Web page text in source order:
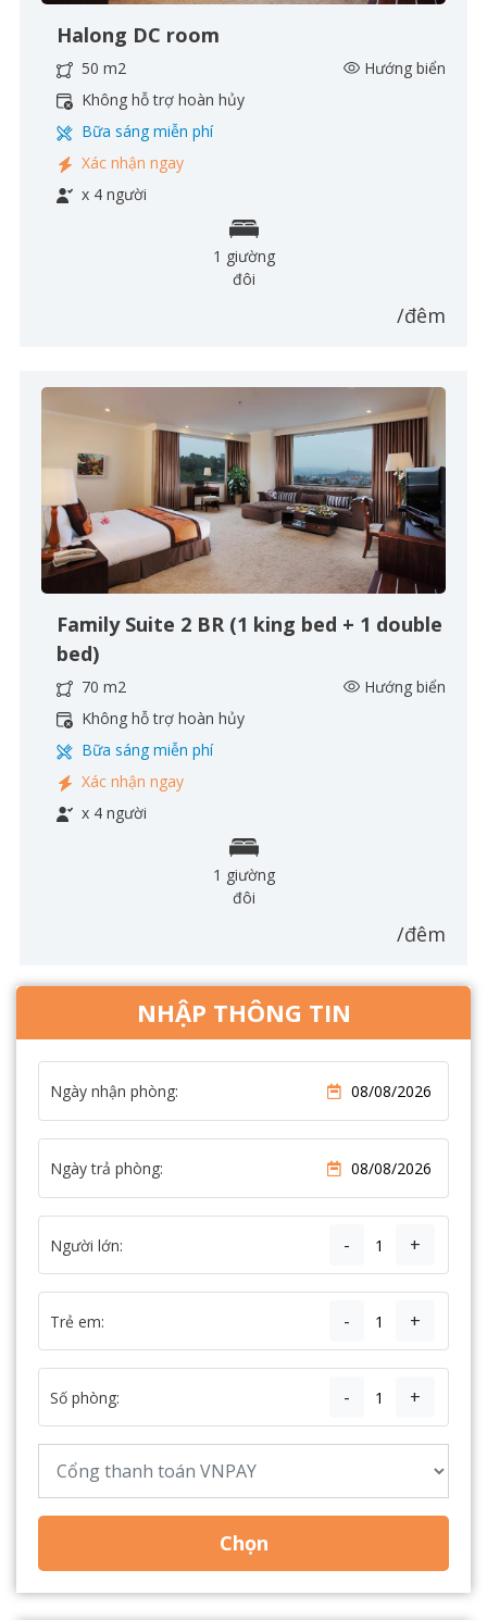
Halong DC room
50 m2
Hướng biển
Không hỗ trợ hoàn hủy
Bữa sáng miễn phí
Xác nhận ngay
x 4 người
1 giường
đôi
/đêm
Family Suite 2 BR (1 king bed + 1 double
bed)
70 m2
Hướng biển
Không hỗ trợ hoàn hủy
Bữa sáng miễn phí
Xác nhận ngay
x 4 người
1 giường
đôi
/đêm
NHẬP THÔNG TIN
Ngày nhận phòng:
Ngày trả phòng:
Người lớn: - +
Trẻ em: - +
Số phòng: - +
Chọn